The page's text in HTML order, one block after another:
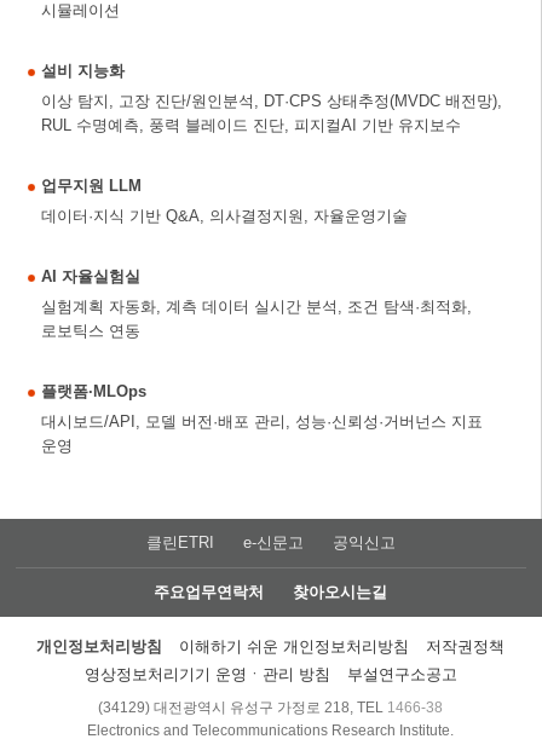
시뮬레이션
설비 지능화
이상 탐지, 고장 진단/원인분석, DT·CPS 상태추정(MVDC 배전망),
RUL 수명예측, 풍력 블레이드 진단, 피지컬AI 기반 유지보수
업무지원 LLM
데이터·지식 기반 Q&A, 의사결정지원, 자율운영기술
AI 자율실험실
실험계획 자동화, 계측 데이터 실시간 분석, 조건 탐색·최적화,
로보틱스 연동
플랫폼·MLOps
대시보드/API, 모델 버전·배포 관리, 성능·신뢰성·거버넌스 지표
운영
클린ETRI e-신문고 공익신고
주요업무연락처 찾아오시는길
개인정보처리방침 이해하기 쉬운 개인정보처리방침
저작권정책
영상정보처리기기 운영ㆍ관리 방침
부설연구소공고
(34129) 대전광역시 유성구 가정로 218, TEL 1466-38
Electronics and Telecommunications Research Institute.